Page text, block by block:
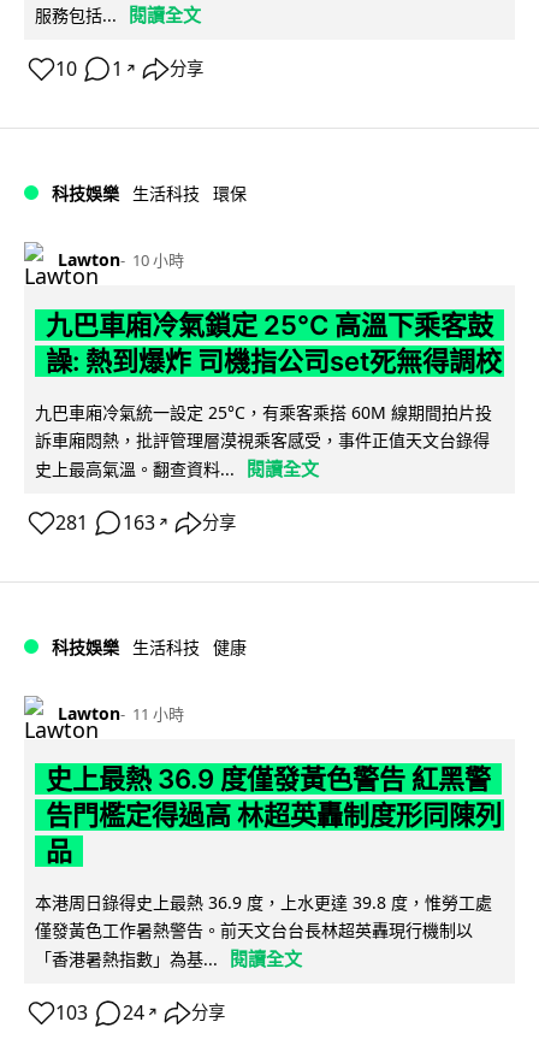
服務包括...
閱讀全文
10 1 ↗ 分享
科技娛樂 生活科技 環保
Lawton 10 小時
九巴車廂冷氣鎖定 25°C 高溫下乘客鼓
譟: 熱到爆炸 司機指公司set死無得調校
九巴車廂冷氣統一設定 25°C，有乘客乘搭 60M 線期間拍片投
訴車廂悶熱，批評管理層漠視乘客感受，事件正值天文台錄得
史上最高氣溫。翻查資料...
閱讀全文
281 163 ↗ 分享
科技娛樂 生活科技 健康
Lawton 11 小時
史上最熱 36.9 度僅發黃色警告 紅黑警
告門檻定得過高 林超英轟制度形同陳列
品
本港周日錄得史上最熱 36.9 度，上水更達 39.8 度，惟勞工處
僅發黃色工作暑熱警告。前天文台台長林超英轟現行機制以
「香港暑熱指數」為基...
閱讀全文
103 24 ↗ 分享